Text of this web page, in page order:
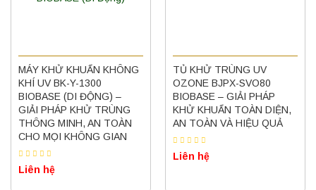
MÁY KHỬ KHUẨN KHÔNG
KHÍ UV BK-Y-1300
BIOBASE (DI ĐỘNG) –
GIẢI PHÁP KHỬ TRÙNG
THÔNG MINH, AN TOÀN
CHO MỌI KHÔNG GIAN
Liên hệ
TỦ KHỬ TRÙNG UV
OZONE BJPX-SVO80
BIOBASE – GIẢI PHÁP
KHỬ KHUẨN TOÀN DIỆN,
AN TOÀN VÀ HIỆU QUẢ
Liên hệ